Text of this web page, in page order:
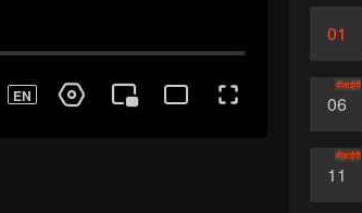
01
06
वीआईपी
11
वीआईपी